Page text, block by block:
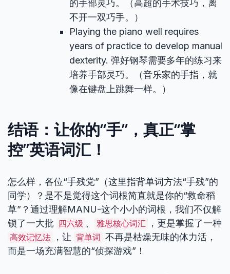
的手部灵巧。（高超的手术技巧，离
不开一双巧手。）
Playing the piano well requires
years of practice to develop manual
dexterity. 弹好钢琴需要多年的练习来
培养手部灵巧。（音乐家的手指，就
像在键盘上跳舞一样。）
结语：让你的“手”，真正“掌
控”英语词汇！
怎么样，各位“手残党”（这里指背单词方法“手残”的
同学）？是不是觉得这个词根简直就是你的“救命稻
草”？通过理解MANU-这个小小的词根，我们不仅解
锁了一大批
四六级 、 雅思核心词汇 ，更是掌握了一种
高效记忆法 ，让 背单词 不再是枯燥无味的体力活，
而是一场充满智慧的“侦探游戏”！